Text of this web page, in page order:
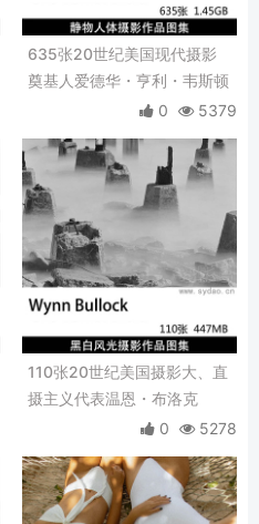
635张20世纪美国现代摄影
奠基人爱德华・亨利・韦斯顿
Edward Henry Weston静物
0 5379
110张20世纪美国摄影大、直
摄主义代表温恩・布洛克
（Wynn Bullock）大画幅黑
0 5278